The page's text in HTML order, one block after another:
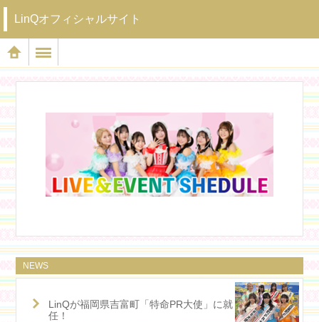
LinQオフィシャルサイト
NEWS
LinQが福岡県吉富町「特命PR大使」に就
任！